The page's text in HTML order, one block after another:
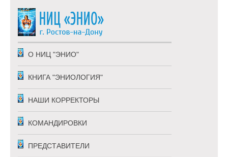
О НИЦ "ЭНИО"
КНИГА "ЭНИОЛОГИЯ"
НАШИ КОРРЕКТОРЫ
КОМАНДИРОВКИ
ПРЕДСТАВИТЕЛИ